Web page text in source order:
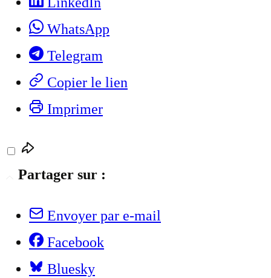
WhatsApp
Telegram
Copier le lien
Imprimer
Partager sur :
Envoyer par e-mail
Facebook
Bluesky